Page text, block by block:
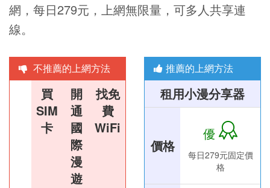
網，每日279元，上網無限量，可多人共享連
線。
不推薦的上網方法
買
SIM
卡
開
通
國
際
漫
遊
找免
費
WiFi
推薦的上網方法
租用小漫分享器
價格
優
每日279元固定價
格